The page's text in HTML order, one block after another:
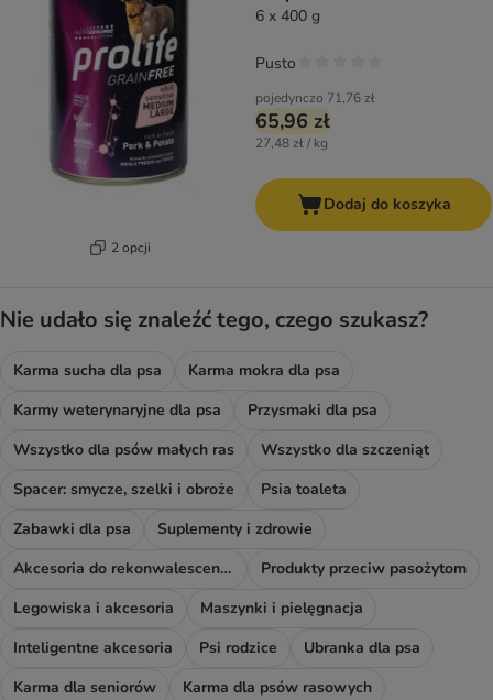
2 opcji
6 x 400 g
pojedynczo 71,76 zł
65,96 zł
27,48 zł / kg
Pusto
Dodaj do koszyka
Nie udało się znaleźć tego, czego szukasz?
Karma sucha dla psa
Karma mokra dla psa
Karmy weterynaryjne dla psa
Przysmaki dla psa
Wszystko dla psów małych ras
Wszystko dla szczeniąt
Spacer: smycze, szelki i obroże
Psia toaleta
Zabawki dla psa
Suplementy i zdrowie
Akcesoria do rekonwalescencji
Produkty przeciw pasożytom
Legowiska i akcesoria
Maszynki i pielęgnacja
Inteligentne akcesoria
Psi rodzice
Ubranka dla psa
Karma dla seniorów
Karma dla psów rasowych